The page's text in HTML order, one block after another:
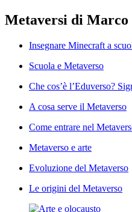
Metaversi di Marco
Insegnare Minecraft a
Scuola e Metaverso
Che cos’è l’Eduverso?
A cosa serve il Metaverso
Come entrare nel
Metaverso e arte
Evoluzione del Metaverso
Le origini del Metaverso